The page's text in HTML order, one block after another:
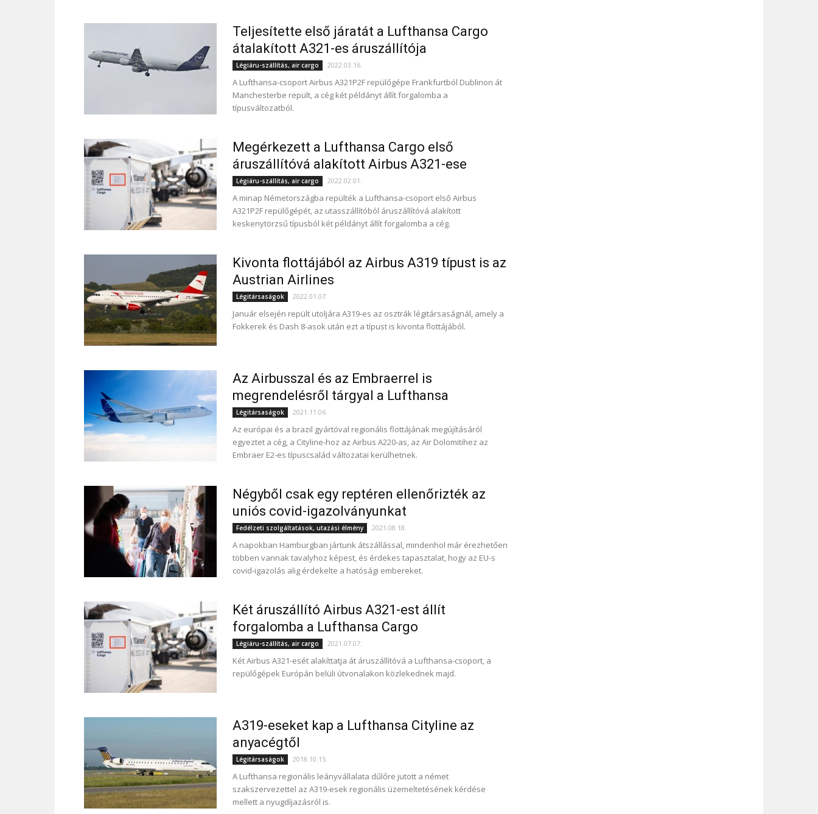
Teljesítette első járatát a Lufthansa Cargo
átalakított A321-es áruszállítója
Légiáru-szállítás, air cargo 2022.03.16.
A Lufthansa-csoport Airbus A321P2F repülőgépe Frankfurtból Dublinon át
Manchesterbe repült, a cég két példányt állít forgalomba a
típusváltozatból.
Megérkezett a Lufthansa Cargo első
áruszállítóvá alakított Airbus A321-ese
Légiáru-szállítás, air cargo 2022.02.01.
A minap Németországba repülték a Lufthansa-csoport első Airbus
A321P2F repülőgépét, az utasszállítóból áruszállítóvá alakított
keskenytörzsű típusból két példányt állít forgalomba a cég.
Kivonta flottájából az Airbus A319 típust is az
Austrian Airlines
Légitársaságok 2022.01.07.
Január elsején repült utoljára A319-es az osztrák légitársaságnál, amely a
Fokkerek és Dash 8-asok után ezt a típust is kivonta flottájából.
Az Airbusszal és az Embraerrel is
megrendelésről tárgyal a Lufthansa
Légitársaságok 2021.11.06.
Az európai és a brazil gyártóval regionális flottájának megújításáról
egyeztet a cég, a Cityline-hoz az Airbus A220-as, az Air Dolomitihez az
Embraer E2-es típuscsalád változatai kerülhetnek.
Négyből csak egy reptéren ellenőrizték az
uniós covid-igazolványunkat
Fedélzeti szolgáltatások, utazási élmény 2021.08.18.
A napokban Hamburgban jártunk átszállással, mindenhol már érezhetően
többen vannak tavalyhoz képest, és érdekes tapasztalat, hogy az EU-s
covid-igazolás alig érdekelte a hatósági embereket.
Két áruszállító Airbus A321-est állít
forgalomba a Lufthansa Cargo
Légiáru-szállítás, air cargo 2021.07.07.
Két Airbus A321-esét alakíttatja át áruszállítóvá a Lufthansa-csoport, a
repülőgépek Európán belüli útvonalakon közlekednek majd.
A319-eseket kap a Lufthansa Cityline az
anyacégtől
Légitársaságok 2018.10.15.
A Lufthansa regionális leányvállalata dűlőre jutott a német
szakszervezettel az A319-esek regionális üzemeltetésének kérdése
mellett a nyugdíjazásról is.